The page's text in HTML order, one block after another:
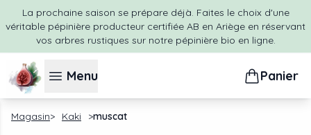
La prochaine saison se prépare déjà. Faites le choix d'une
véritable pépinière producteur certifiée AB en Ariège en réservant
vos arbres rustiques sur notre pépinière bio en ligne.
Menu Panier
Magasin Kaki muscat